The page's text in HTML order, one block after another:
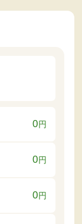
0円
0円
0円